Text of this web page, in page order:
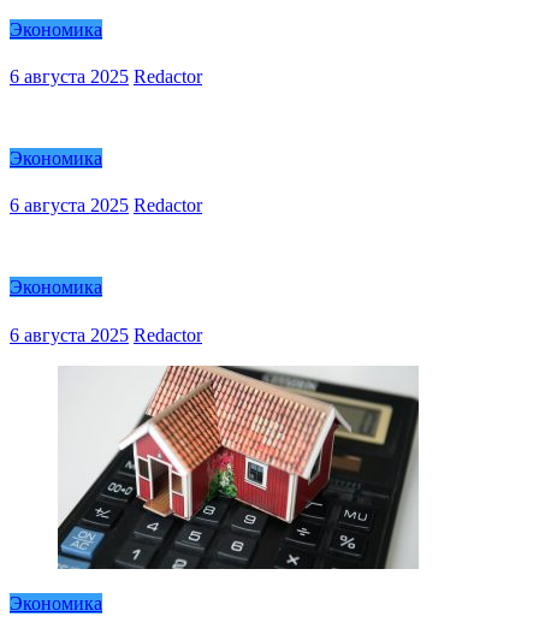
Экономика
6 августа 2025 Redactor
Экономика
6 августа 2025 Redactor
Экономика
6 августа 2025 Redactor
Экономика